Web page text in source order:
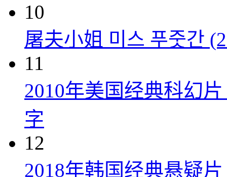
10
屠夫小姐 미스 푸줏간
11
2010年美国经典科幻
字
12
2018年韩国经典悬疑